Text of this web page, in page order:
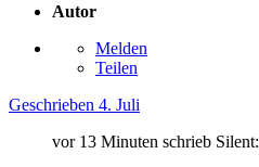
Autor
Melden
Teilen
Geschrieben 4. Juli
vor 13 Minuten schrieb Silent: